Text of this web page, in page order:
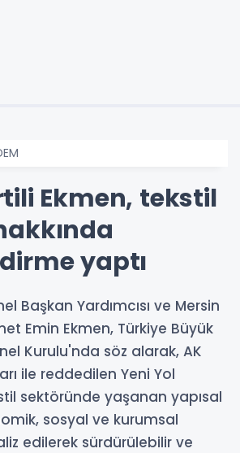
Ekmen, tekstil
yaptı
Başkan Yardımcısı ve Mersin
Emin Ekmen, Türkiye Büyük
Kurulu'nda söz alarak, AK
ile reddedilen Yeni Yol
sektöründe yaşanan yapısal
sosyal ve kurumsal
edilerek sürdürülebilir ve